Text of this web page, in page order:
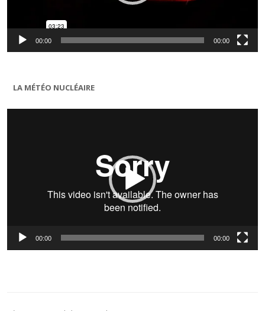
00:00 00:00
LA MÉTÉO NUCLÉAIRE
Lecteur
00:00 00:00